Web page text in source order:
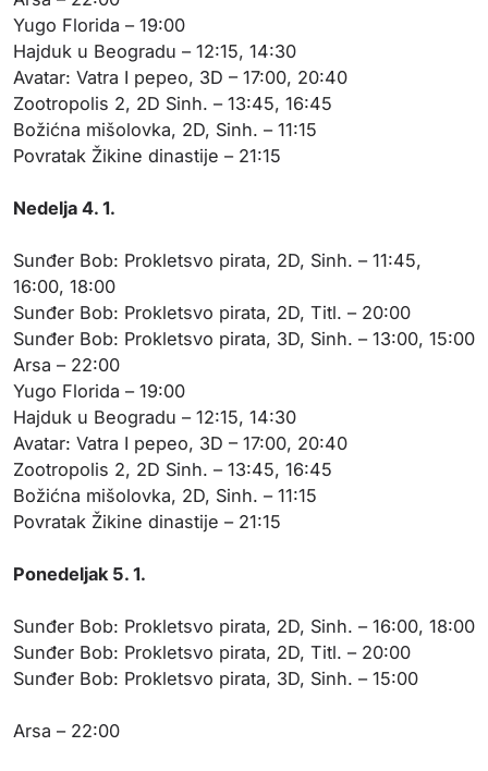
Yugo Florida – 19:00
Hajduk u Beogradu – 12:15, 14:30
Avatar: Vatra I pepeo, 3D – 17:00, 20:40
Zootropolis 2, 2D Sinh. – 13:45, 16:45
Božićna mišolovka, 2D, Sinh. – 11:15
Povratak Žikine dinastije – 21:15
Nedelja 4. 1.
Sunđer Bob: Prokletsvo pirata, 2D, Sinh. – 11:45,
16:00, 18:00
Sunđer Bob: Prokletsvo pirata, 2D, Titl. – 20:00
Sunđer Bob: Prokletsvo pirata, 3D, Sinh. – 13:00, 15:00
Arsa – 22:00
Yugo Florida – 19:00
Hajduk u Beogradu – 12:15, 14:30
Avatar: Vatra I pepeo, 3D – 17:00, 20:40
Zootropolis 2, 2D Sinh. – 13:45, 16:45
Božićna mišolovka, 2D, Sinh. – 11:15
Povratak Žikine dinastije – 21:15
Ponedeljak 5. 1.
Sunđer Bob: Prokletsvo pirata, 2D, Sinh. – 16:00, 18:00
Sunđer Bob: Prokletsvo pirata, 2D, Titl. – 20:00
Sunđer Bob: Prokletsvo pirata, 3D, Sinh. – 15:00
Arsa – 22:00